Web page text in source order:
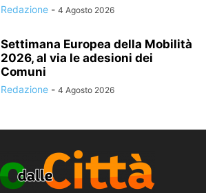
Redazione - 4 Agosto 2026
Settimana Europea della Mobilità
2026, al via le adesioni dei
Comuni
Redazione - 4 Agosto 2026